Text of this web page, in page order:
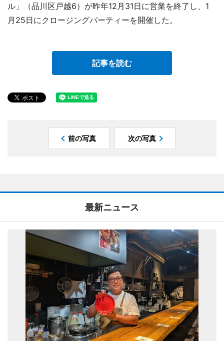
ル」（品川区戸越6）が昨年12月31日に営業を終了し、1
月25日にクロージングパーティーを開催した。
記事を読む
前の写真 次の写真
最新ニュース